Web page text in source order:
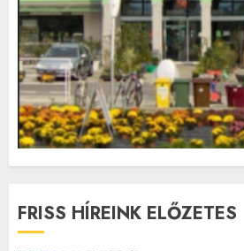
FRISS HÍREINK ELŐZETES